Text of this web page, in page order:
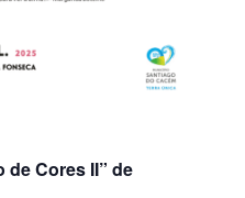
de Cores II” de